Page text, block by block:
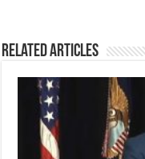
Related Articles